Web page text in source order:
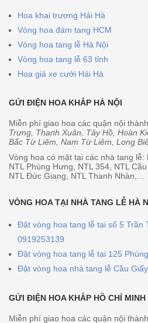
Hoa khai trương Hải Hà
Vòng hoa đám tang HCM
Vòng hoa tang lễ Hà Nội
Vòng hoa tang lễ 63 tỉnh
Hoa giả xe cưới Hải Hà
GỬI ĐIỆN HOA KHẮP HÀ NỘI
Miễn phí giao hoa các quận nội
Trưng, Thanh Xuân, Tây Hồ, Hoàn
Bắc Từ Liêm, Nam Từ Liêm, Long
Vòng hoa có mặt tại các nhà tang lễ:
NTL Phùng Hưng, NTL 354, NTL
NTL Đức Giang, NTL Thanh Nhàn,…
VÒNG HOA TẠI NHÀ TANG LỄ HÀ
Đặt vòng hoa tang lễ tại số 5 Trần
0919253139
Đặt vòng hoa tang lễ tại 125
Đặt vòng hoa nhà tang lễ Cầu
GỬI ĐIỆN HOA KHẮP HỒ CHÍ MINH
Miễn phí giao hoa các quận nội